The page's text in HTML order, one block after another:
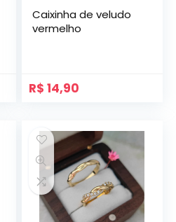
Caixinha de veludo
vermelho
R$ 14,90